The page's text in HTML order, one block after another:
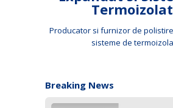
Producator si furnizor de
sisteme de
Breaking News